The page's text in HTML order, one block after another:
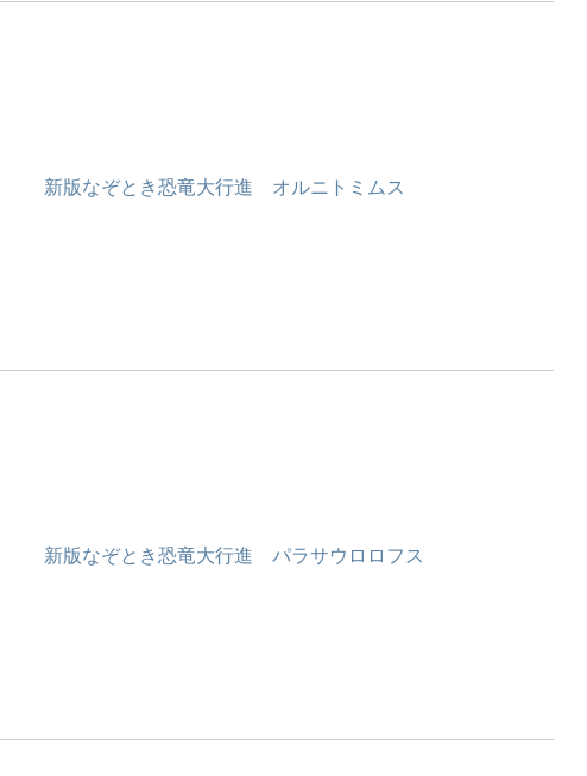
新版なぞとき恐竜大行進 オルニトミムス
新版なぞとき恐竜大行進 パラサウロロフス